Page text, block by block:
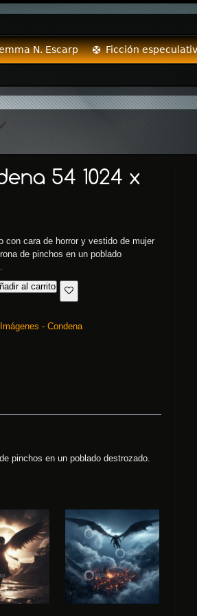
N. Escarp Ficción
con cara de horror y vestido de mujer
de pinchos en un poblado
al carrito
Imágenes - Condena
pinchos en un poblado destrozado.